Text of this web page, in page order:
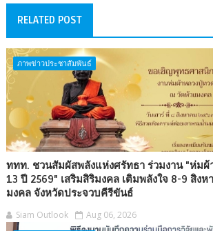
RELATED POST
ภาพข่าวประชาสัมพันธ์
ททท. ชวนสัมผัสพลังแห่งศรัทธา ร่วมงาน "ห่มผ้
13 ปี 2569" เสริมสิริมงคล เติมพลังใจ 8-9 สิง
มงคล จังหวัดประจวบคีรีขันธ์
Siam Outlook Aug 06, 2026